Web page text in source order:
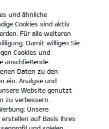
KONTAKT
und ähnliche
Cookies sind aktiv
Für alle weiteren
Damit willigen Sie
Cookies und
anschließende
Daten zu den
ein: Analyse und
Website genutzt
zu verbessern.
Unsere
auf Basis Ihres